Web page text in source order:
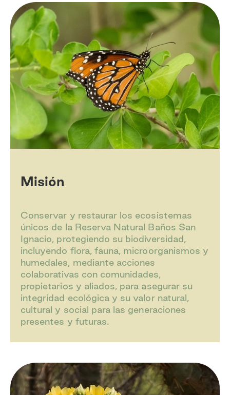
Misión
Conservar y restaurar los ecosistemas
únicos de la Reserva Natural Baños San
Ignacio, protegiendo su biodiversidad,
incluyendo flora, fauna, microorganismos y
humedales, mediante acciones
colaborativas con comunidades,
propietarios y aliados, para asegurar su
integridad ecológica y su valor natural,
cultural y social para las generaciones
presentes y futuras.